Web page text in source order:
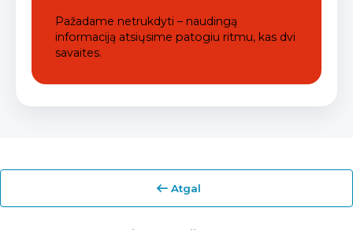
Pažadame netrukdyti – naudingą
informaciją atsiųsime patogiu ritmu, kas dvi
savaites.
Atgal